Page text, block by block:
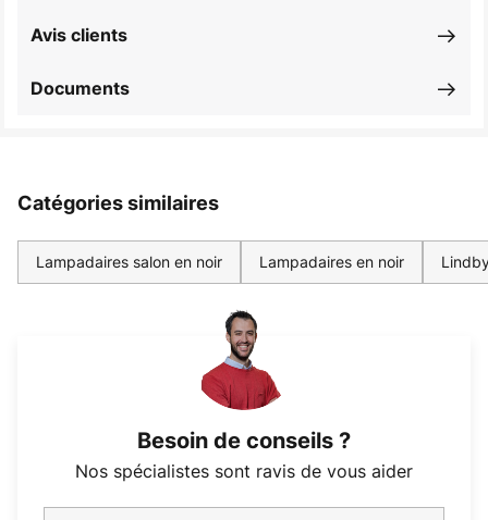
Avis clients
Documents
Catégories similaires
Lampadaires salon en noir Lampadaires en noir
Besoin de conseils ?
Nos spécialistes sont ravis de vous aider